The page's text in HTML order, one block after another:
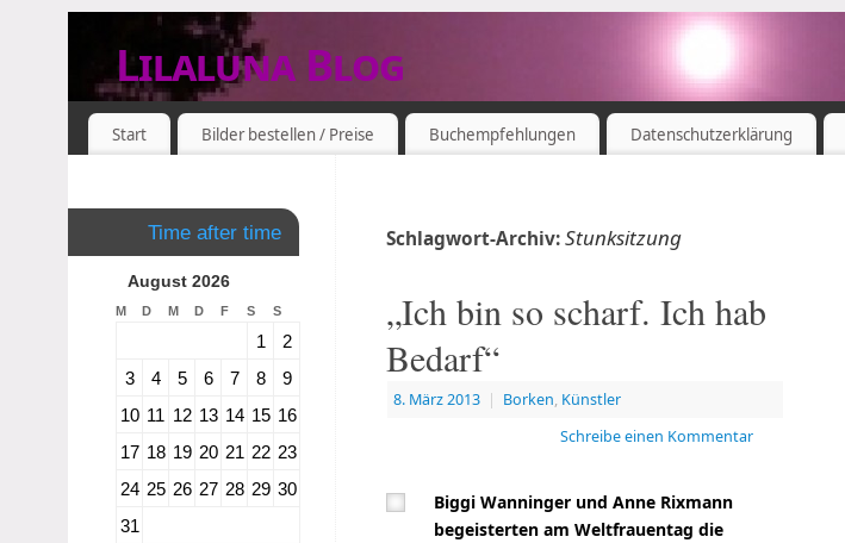
Lilaluna Blog
DAS JETZT IST SCHON VERGANGENHEIT
Start Bilder bestellen / Preise Buchempfehlungen Datenschutzerklärung
Schlagwort-Archiv:Stunksitzung
„Ich bin so scharf. Ich hab
Bedarf“
8. März 2013 | Borken, Künstler
Schreibe einen Kommentar
Biggi Wanninger und Anne Rixmann
begeisterten am Weltfrauentag die
Time after time
August 2026
M D M D F S S
1
2
3
4 5 6 7 8
9
10 11 12 13 14 15 16
17 18 19 20 21 22 23
24 25 26 27 28 29 30
31